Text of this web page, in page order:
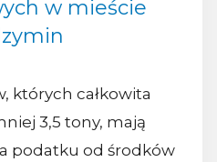
w mieście
których całkowita
3,5 tony, mają
podatku od środków